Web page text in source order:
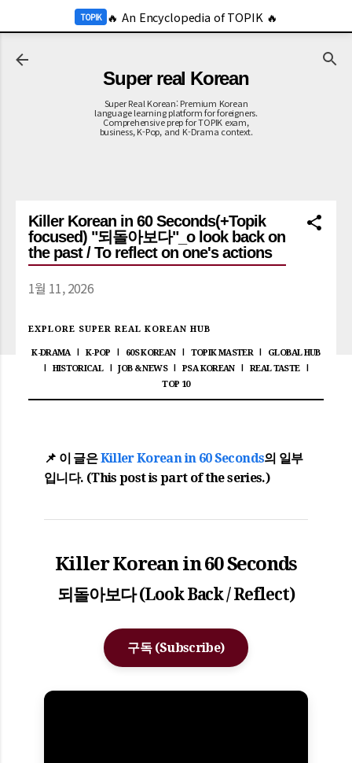
TOPIK 🔥 An Encyclopedia of TOPIK 🔥
기본 콘텐츠로 건너뛰기
Super real Korean
Super Real Korean: Premium Korean
language learning platform for foreigners.
Comprehensive prep for TOPIK exam,
business, K-Pop, and K-Drama context.
Killer Korean in 60 Seconds(+Topik
focused) "되돌아보다"_o look back on
the past / To reflect on one's actions
1월 11, 2026
EXPLORE SUPER REAL KOREAN HUB
K-DRAMA K-POP 60S KOREAN TOPIK MASTER GLOBAL HUB
HISTORICAL JOB & NEWS PSA KOREAN REAL TASTE
TOP 10
📌 이 글은Killer Korean in 60 Seconds의 일부
입니다. (This post is part of the series.)
Killer Korean in 60 Seconds
되돌아보다 (Look Back / Reflect)
구독 (Subscribe)